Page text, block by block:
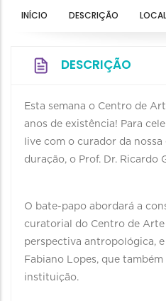
INÍCIO DESCRIÇÃO
DESCRIÇÃO
Esta semana o Centro de
anos de existência! Para
live com o curador da
duração, o Prof. Dr. Ricardo
O bate-papo abordará a
curatorial do Centro de Arte
perspectiva antropológica,
Fabiano Lopes, que
instituição.